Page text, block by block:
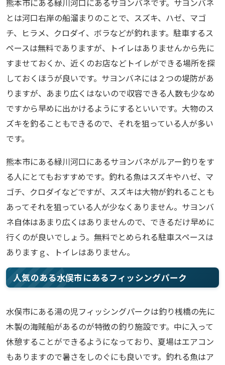
熊本市にある緑川河口にあるサヨンバネです。サヨンバネ
とは河口右岸の船溜まりのことで、スズキ、ハゼ、マゴ
チ、ヒラメ、クロダイ、ボラなどが釣れます。駐車するス
ペースは無料でありますが、トイレはありませんから先に
すませておくか、近くのお店などトイレができる場所を探
しておくほうが良いです。サヨンバネには２つの堤防があ
りますが、あまり広くはないので収容できる人数も少なめ
ですから早めに出かけるようにするといいです。大物のス
ズキを釣ることもできるので、それを狙っている人が多い
です。
熊本市にある緑川河口にあるサヨンバネがルアー釣りをす
る人にとてもおすすめです。釣れる魚はスズキやハゼ、マ
ゴチ、クロダイなどですが、スズキは大物が釣れることも
あってそれを狙っている人が少なくありません。サヨンバ
ネ自体はあまり広くはありませんので、できるだけ早めに
行くのが良いでしょう。無料でとめられる駐車スペースは
ありますｇ、トイレはありません。
人気のある水俣市にあるフィッシングパーク
水俣市にある湯の児フィッシングパークは釣り桟橋の先に
木製の海賊船があるのが特徴の釣り施設です。中に入って
休憩することができるようになっており、夏場はエアコン
もありますので暑さをしのぐにも良いです。釣れる魚はア